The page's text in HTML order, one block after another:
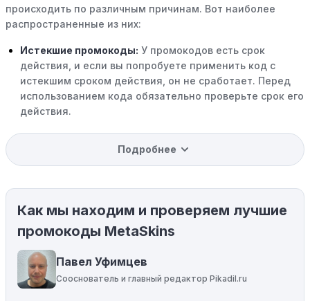
происходить по различным причинам. Вот наиболее
распространенные из них:
Истекшие промокоды: У промокодов есть срок
действия, и если вы попробуете применить код с
истекшим сроком действия, он не сработает. Перед
использованием кода обязательно проверьте срок его
действия.
Уже со скидкой:В некоторых случаях интересующий
вас товар может быть уже со скидкой. Некоторые
магазины предлагают скидки и акции напрямую, без
Ограничения на использование промокода:
Некоторые промокоды распространяются только на
определенные товары, бренды или категории. Если вы
пытаетесь применить код к товару, не
соответствующему критериям, он не сработает.
Подробнее
Как мы находим и проверяем лучшие
промокоды MetaSkins
Павел Уфимцев
Сооснователь и главный редактор Pikadil.ru